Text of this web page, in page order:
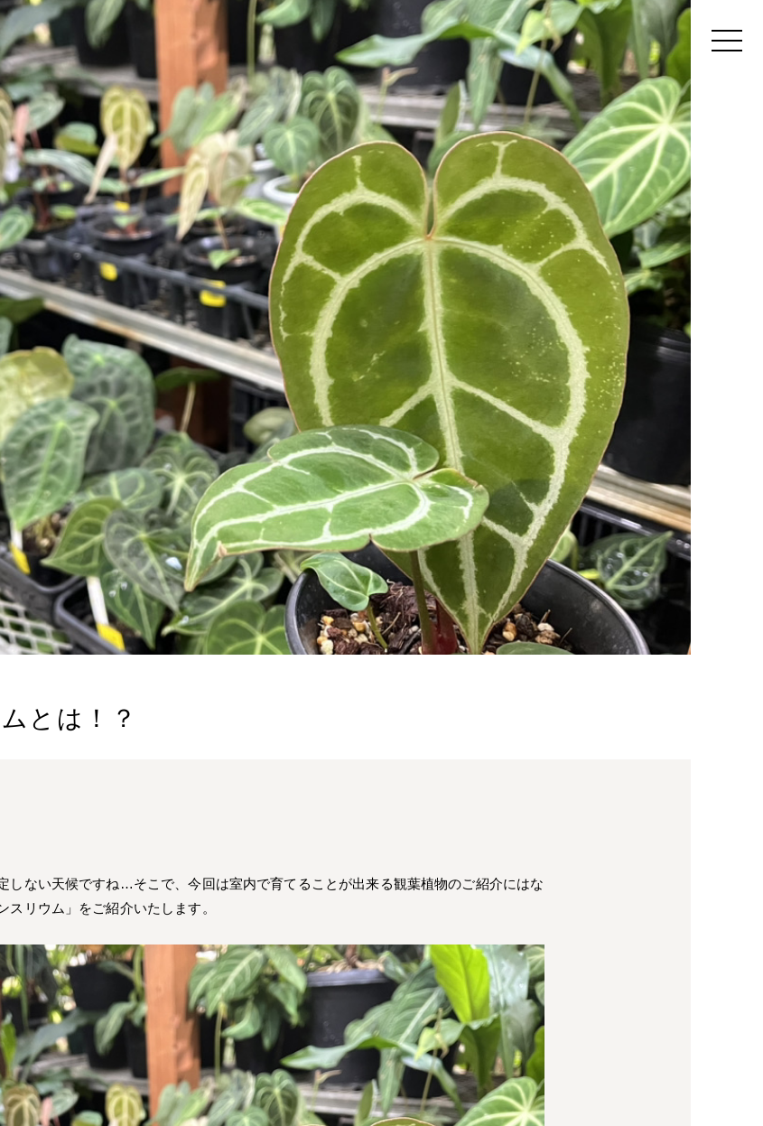
とは！？
しない天候ですね…そこで、今回は室内で育てることが出来る観葉植物のご紹介にはな
リウム」をご紹介いたします。